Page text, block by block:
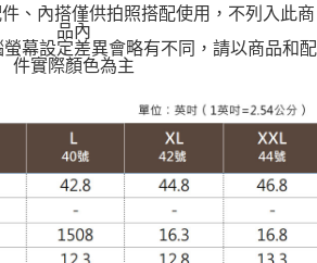
含以上)免運費
含以上)免運費
含以上)免運費
含以上)免運費
、內搭僅供拍照搭配使用，不列入此商
品內
幕設定差異會略有不同，請以商品和配
件實際顏色為主